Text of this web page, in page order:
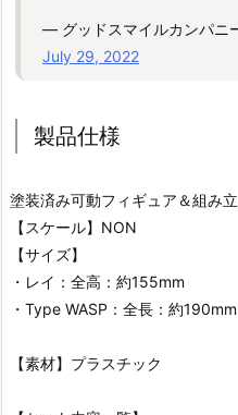
— グッドスマイルカンパニ
July 29, 2022
製品仕様
塗装済み可動フィギュア＆組み
【スケール】NON
【サイズ】
・レイ：全高：約155mm
・Type WASP：全長：約190mm
【素材】プラスチック